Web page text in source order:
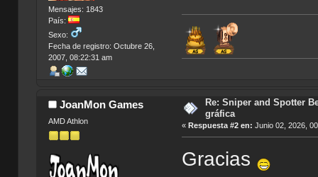
Mensajes: 1843
País:
Sexo:
Fecha de registro: Octubre 26,
2007, 08:22:31 am
JoanMon Games
AMD Athlon
Re: Sniper and Spotter
gráfica
« Respuesta #2 en: Junio 02, 2026,
Gracias